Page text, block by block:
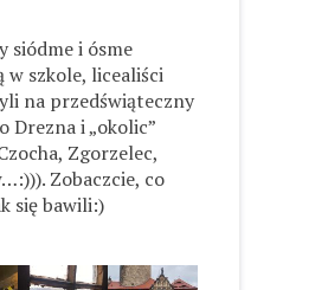
siódme i ósme
w szkole, licealiści
na przedświąteczny
Drezna i „okolic”
Zgorzelec,
Zobaczcie, co
się bawili:)